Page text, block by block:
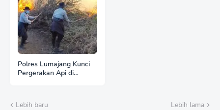
Polres Lumajang Kunci
Pergerakan Api di
Lebih baru
Lebih lama